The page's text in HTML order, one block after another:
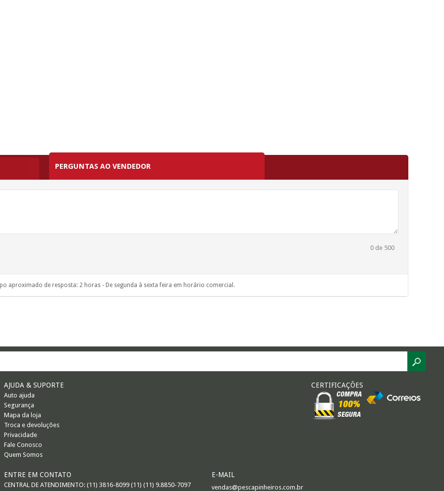
PERGUNTAS AO VENDEDOR
0 de 500
aproximado de resposta: 2 horas - De segunda à sexta feira em horário comercial.
AJUDA & SUPORTE
Auto ajuda
Segurança
Mapa da loja
Troca e devoluções
Privacidade
Fale Conosco
Quem Somos
CERTIFICAÇÕES
ENTRE EM CONTATO
CENTRAL DE ATENDIMENTO: (11) 3816-8099 (11) (11) 9.8850-7097
E-MAIL
vendas@pescapinheiros.com.br